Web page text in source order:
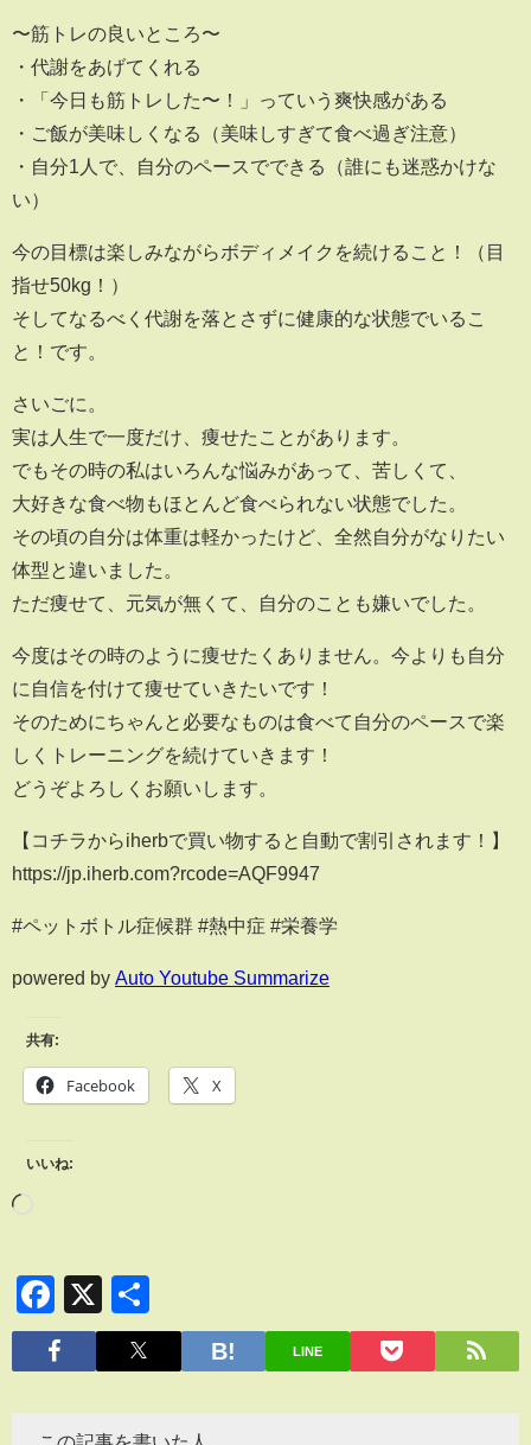
〜筋トレの良いところ〜
・代謝をあげてくれる
・「今日も筋トレした〜！」っていう爽快感がある
・ご飯が美味しくなる（美味しすぎて食べ過ぎ注意）
・自分1人で、自分のペースでできる（誰にも迷惑かけな
い）
今の目標は楽しみながらボディメイクを続けること！（目
指せ50kg！）
そしてなるべく代謝を落とさずに健康的な状態でいるこ
と！です。
さいごに。
実は人生で一度だけ、痩せたことがあります。
でもその時の私はいろんな悩みがあって、苦しくて、
大好きな食べ物もほとんど食べられない状態でした。
その頃の自分は体重は軽かったけど、全然自分がなりたい
体型と違いました。
ただ痩せて、元気が無くて、自分のことも嫌いでした。
今度はその時のように痩せたくありません。今よりも自分
に自信を付けて痩せていきたいです！
そのためにちゃんと必要なものは食べて自分のペースで楽
しくトレーニングを続けていきます！
どうぞよろしくお願いします。
【コチラからiherbで買い物すると自動で割引されます！】
https://jp.iherb.com?rcode=AQF9947
#ペットボトル症候群 #熱中症 #栄養学
powered by Auto Youtube Summarize
共有:
Facebook X
いいね:
Facebook
X
有
LINE